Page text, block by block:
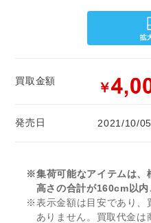
買取金額 ￥
発売日 2021/10/05
※集荷可能なアイテムは、
高さの合計が160cm以内
※表示金額は目安であり、
ありません。買取代金